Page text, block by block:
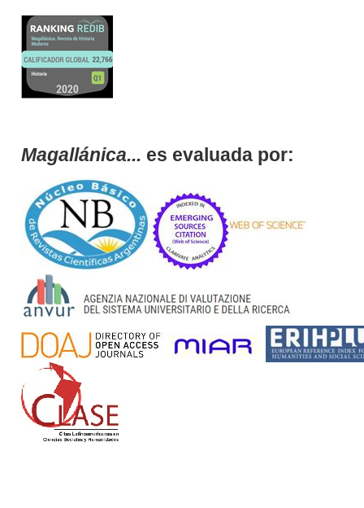
Magallánica... es evaluada por: